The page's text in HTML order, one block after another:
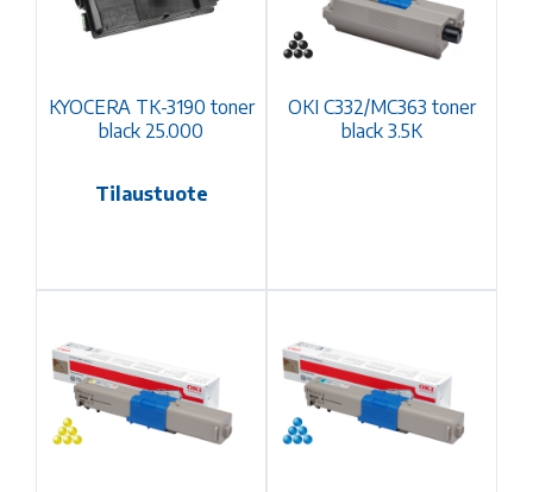
KYOCERA TK-3190 toner
black 25.000
Tilaustuote
OKI C332/MC363 toner
black 3.5K